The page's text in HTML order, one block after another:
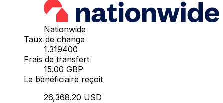
Nationwide
Taux de change
1.319400
Frais de transfert
15.00 GBP
Le bénéficiaire reçoit
26,368.20 USD